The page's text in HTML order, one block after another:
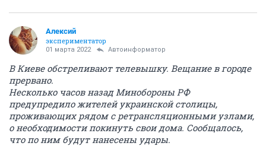
Алексий
экспериментатор
01 марта 2022 Автоинформатор
В Киеве обстреливают телевышку. Вещание в городе
прервано.
Несколько часов назад Минобороны РФ
предупредило жителей украинской столицы,
проживающих рядом с ретрансляционными узлами,
о необходимости покинуть свои дома. Сообщалось,
что по ним будут нанесены удары.